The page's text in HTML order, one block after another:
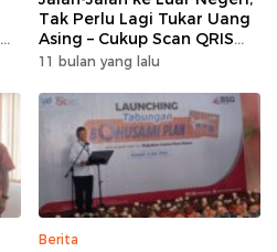
Tak Perlu Lagi Tukar Uang
Asing – Cukup Scan QRIS
Pakai BRImo
11 bulan yang lalu
Berita